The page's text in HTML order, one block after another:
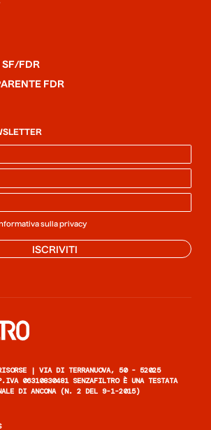
SF/FDR
FDR
sulla privacy
ISCRIVITI
| VIA DI TERRANUOVA, 50 - 52025
06310830481 SENZAFILTRO È UNA TESTATA
DI ANCONA (N. 2 DEL 9-1-2015)